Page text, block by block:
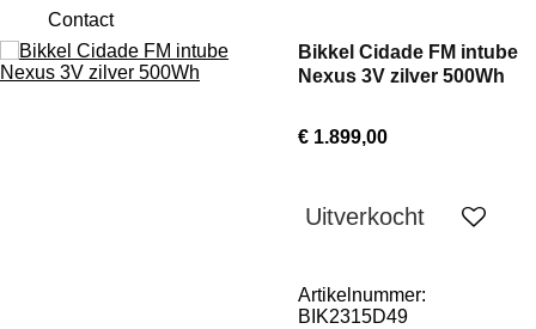
Contact
Bikkel Cidade FM intube
Nexus 3V zilver 500Wh
€ 1.899,00
Uitverkocht
Artikelnummer:
BIK2315D49